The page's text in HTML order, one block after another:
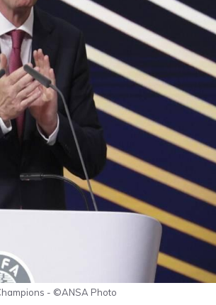
- ©ANSA Photo